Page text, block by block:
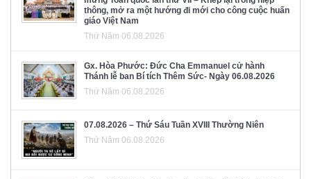
thông, mở ra một hướng đi mới cho công cuộc huấn
giáo Việt Nam
Thứ Năm 06.08.2026
Gx. Hòa Phước: Đức Cha Emmanuel cử hành
Thánh lễ ban Bí tích Thêm Sức- Ngày 06.08.2026
Thứ Năm 06.08.2026
07.08.2026 – Thứ Sáu Tuần XVIII Thường Niên
Thứ Năm 06.08.2026